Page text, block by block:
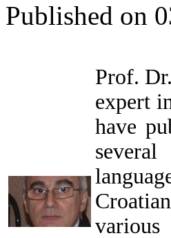
Published on
Prof.
expert
have